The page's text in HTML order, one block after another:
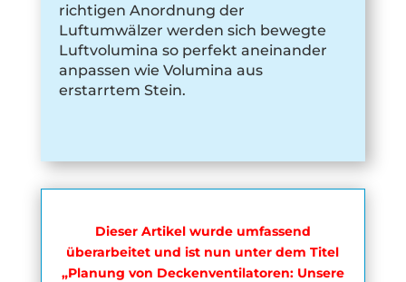
richtigen Anordnung der
Luftumwälzer werden sich bewegte
Luftvolumina so perfekt aneinander
anpassen wie Volumina aus
erstarrtem Stein.
Dieser Artikel wurde umfassend
überarbeitet und ist nun unter dem Titel
„Planung von Deckenventilatoren: Unsere